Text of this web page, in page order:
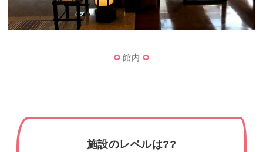
館内
施設のレベルは??